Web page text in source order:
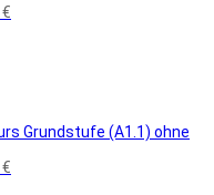
Grundstufe (A1.1) ohne